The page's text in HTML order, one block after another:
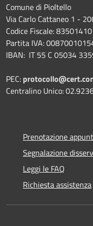
Comune di Pioltello
Via Carlo Cattaneo 1 -
Codice Fiscale:
Partita IVA:
IBAN: IT 55 C 05034
PEC:
Centralino Unico:
Prenotazione
Segnalazione
Leggi le FAQ
Richiesta assistenza